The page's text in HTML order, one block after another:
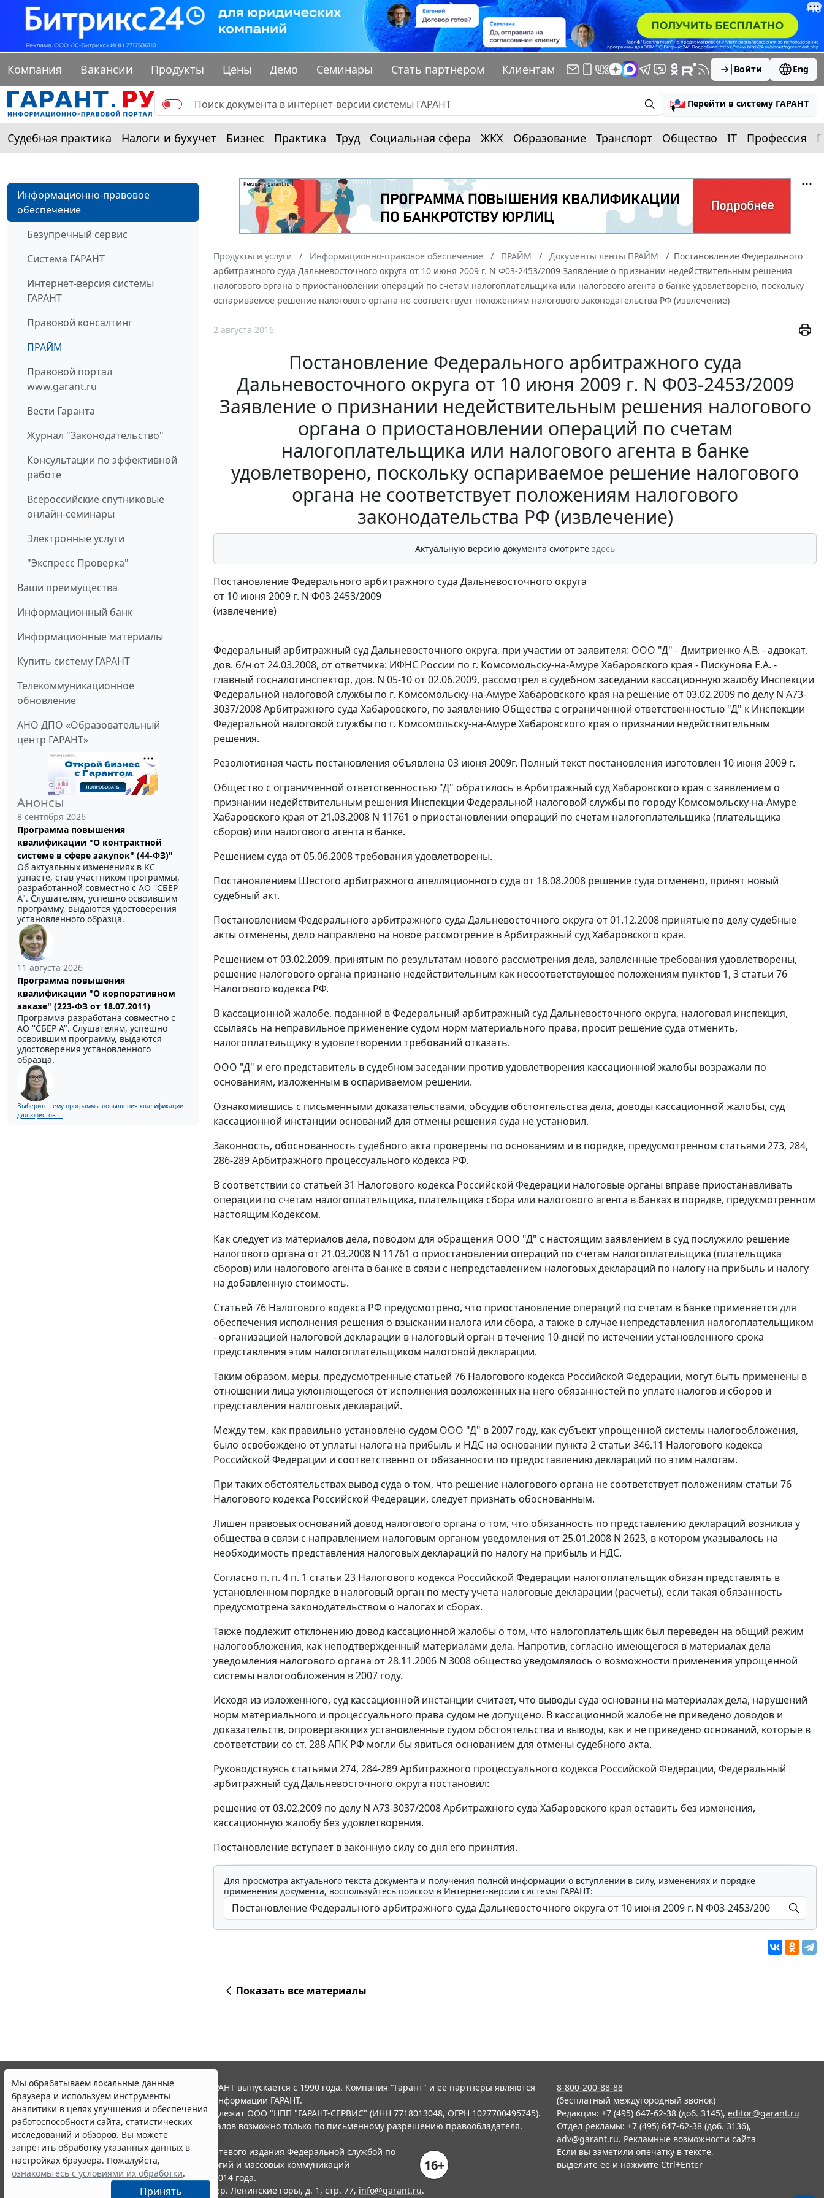
Компания Вакансии Продукты Цены Демо Семинары Стать партнером Клиентам Войти Eng
Перейти в систему ГАРАНТ
Судебная практика Налоги и бухучет Бизнес Практика Труд Социальная сфера ЖКХ Образование Транспорт Общество IT Профессия
Информационно-правовое
обеспечение
Безупречный сервис
Система ГАРАНТ
Интернет-версия системы
ГАРАНТ
Правовой консалтинг
ПРАЙМ
Правовой портал
www.garant.ru
Вести Гаранта
Журнал "Законодательство"
Консультации по эффективной
работе
Всероссийские спутниковые
онлайн-семинары
Электронные услуги
"Экспресс Проверка"
Ваши преимущества
Информационный банк
Информационные материалы
Купить систему ГАРАНТ
Телекоммуникационное
обновление
АНО ДПО «Образовательный
центр ГАРАНТ»
Анонсы
8 сентября 2026
Программа повышения
квалификации "О контрактной
системе в сфере закупок" (44-ФЗ)"
Об актуальных изменениях в КС
узнаете, став участником программы,
разработанной совместно с АО ''СБЕР
А". Слушателям, успешно освоившим
программу, выдаются удостоверения
установленного образца.
11 августа 2026
Программа повышения
квалификации "О корпоративном
заказе" (223-ФЗ от 18.07.2011)
Программа разработана совместно с
АО ''СБЕР А". Слушателям, успешно
освоившим программу, выдаются
удостоверения установленного
образца.
Выберите тему программы повышения квалификации
для юристов ...
Продукты и услуги Информационно-правовое обеспечение ПРАЙМ Документы ленты ПРАЙМ
Постановление Федерального
арбитражного суда Дальневосточного округа от 10 июня 2009 г. N Ф03-2453/2009 Заявление о признании недействительным решения
налогового органа о приостановлении операций по счетам налогоплательщика или налогового агента в банке удовлетворено, поскольку
оспариваемое решение налогового органа не соответствует положениям налогового законодательства РФ (извлечение)
2 августа 2016
Постановление Федерального арбитражного суда
Дальневосточного округа от 10 июня 2009 г. N Ф03-2453/2009
Заявление о признании недействительным решения налогового
органа о приостановлении операций по счетам
налогоплательщика или налогового агента в банке
удовлетворено, поскольку оспариваемое решение налогового
органа не соответствует положениям налогового
законодательства РФ (извлечение)
Актуальную версию документа смотрите здесь
Постановление Федерального арбитражного суда Дальневосточного округа
от 10 июня 2009 г. N Ф03-2453/2009
(извлечение)
Федеральный арбитражный суд Дальневосточного округа, при участии от заявителя: ООО "Д" - Дмитриенко А.В. - адвокат,
дов. б/н от 24.03.2008, от ответчика: ИФНС России по г. Комсомольску-на-Амуре Хабаровского края - Пискунова Е.А. -
главный госналогинспектор, дов. N 05-10 от 02.06.2009, рассмотрел в судебном заседании кассационную жалобу Инспекции
Федеральной налоговой службы по г. Комсомольску-на-Амуре Хабаровского края на решение от 03.02.2009 по делу N А73-
3037/2008 Арбитражного суда Хабаровского, по заявлению Общества с ограниченной ответственностью "Д" к Инспекции
Федеральной налоговой службы по г. Комсомольску-на-Амуре Хабаровского края о признании недействительным
решения.
Резолютивная часть постановления объявлена 03 июня 2009г. Полный текст постановления изготовлен 10 июня 2009 г.
Общество с ограниченной ответственностью "Д" обратилось в Арбитражный суд Хабаровского края с заявлением о
признании недействительным решения Инспекции Федеральной налоговой службы по городу Комсомольску-на-Амуре
Хабаровского края от 21.03.2008 N 11761 о приостановлении операций по счетам налогоплательщика (плательщика
сборов) или налогового агента в банке.
Решением суда от 05.06.2008 требования удовлетворены.
Постановлением Шестого арбитражного апелляционного суда от 18.08.2008 решение суда отменено, принят новый
судебный акт.
Постановлением Федерального арбитражного суда Дальневосточного округа от 01.12.2008 принятые по делу судебные
акты отменены, дело направлено на новое рассмотрение в Арбитражный суд Хабаровского края.
Решением от 03.02.2009, принятым по результатам нового рассмотрения дела, заявленные требования удовлетворены,
решение налогового органа признано недействительным как несоответствующее положениям пунктов 1, 3 статьи 76
Налогового кодекса РФ.
В кассационной жалобе, поданной в Федеральный арбитражный суд Дальневосточного округа, налоговая инспекция,
ссылаясь на неправильное применение судом норм материального права, просит решение суда отменить,
налогоплательщику в удовлетворении требований отказать.
ООО "Д" и его представитель в судебном заседании против удовлетворения кассационной жалобы возражали по
основаниям, изложенным в оспариваемом решении.
Ознакомившись с письменными доказательствами, обсудив обстоятельства дела, доводы кассационной жалобы, суд
кассационной инстанции оснований для отмены решения суда не установил.
Законность, обоснованность судебного акта проверены по основаниям и в порядке, предусмотренном статьями 273, 284,
286-289Арбитражного процессуального кодекса РФ.
В соответствии со статьей 31 Налогового кодекса Российской Федерации налоговые органы вправе приостанавливать
операции по счетам налогоплательщика, плательщика сбора или налогового агента в банках в порядке, предусмотренном
настоящим Кодексом.
Как следует из материалов дела, поводом для обращения ООО "Д" с настоящим заявлением в суд послужило решение
налогового органа от 21.03.2008 N 11761 о приостановлении операций по счетам налогоплательщика (плательщика
сборов) или налогового агента в банке в связи с непредставлением налоговых деклараций по налогу на прибыль и налогу
на добавленную стоимость.
Статьей 76 Налогового кодекса РФ предусмотрено, что приостановление операций по счетам в банке применяется для
обеспечения исполнения решения о взыскании налога или сбора, а также в случае непредставления налогоплательщиком
- организацией налоговой декларации в налоговый орган в течение 10-дней по истечении установленного срока
представления этим налогоплательщиком налоговой декларации.
Таким образом, меры, предусмотренные статьей 76 Налогового кодекса Российской Федерации, могут быть применены в
отношении лица уклоняющегося от исполнения возложенных на него обязанностей по уплате налогов и сборов и
представления налоговых деклараций.
Между тем, как правильно установлено судом ООО "Д" в 2007 году, как субъект упрощенной системы налогообложения,
было освобождено от уплаты налога на прибыль и НДС на основании пункта 2 статьи 346.11 Налогового кодекса
Российской Федерации и соответственно от обязанности по предоставлению деклараций по этим налогам.
При таких обстоятельствах вывод суда о том, что решение налогового органа не соответствует положениям статьи 76
Налогового кодекса Российской Федерации, следует признать обоснованным.
Лишен правовых оснований довод налогового органа о том, что обязанность по представлению деклараций возникла у
общества в связи с направлением налоговым органом уведомления от 25.01.2008 N 2623, в котором указывалось на
необходимость представления налоговых деклараций по налогу на прибыль и НДС.
Согласно п. п. 4 п. 1 статьи 23 Налогового кодекса Российской Федерации налогоплательщик обязан представлять в
установленном порядке в налоговый орган по месту учета налоговые декларации (расчеты), если такая обязанность
предусмотрена законодательством о налогах и сборах.
Также подлежит отклонению довод кассационной жалобы о том, что налогоплательщик был переведен на общий режим
налогообложения, как неподтвержденный материалами дела. Напротив, согласно имеющегося в материалах дела
уведомления налогового органа от 28.11.2006 N 3008 общество уведомлялось о возможности применения упрощенной
системы налогообложения в 2007 году.
Исходя из изложенного, суд кассационной инстанции считает, что выводы суда основаны на материалах дела, нарушений
норм материального и процессуального права судом не допущено. В кассационной жалобе не приведено доводов и
доказательств, опровергающих установленные судом обстоятельства и выводы, как и не приведено оснований, которые в
соответствии со ст. 288АПК РФ могли бы явиться основанием для отмены судебного акта.
Руководствуясь статьями 274, 284-289Арбитражного процессуального кодекса Российской Федерации, Федеральный
арбитражный суд Дальневосточного округа постановил:
решение от 03.02.2009 по делу N А73-3037/2008 Арбитражного суда Хабаровского края оставить без изменения,
кассационную жалобу без удовлетворения.
Постановление вступает в законную силу со дня его принятия.
Для просмотра актуального текста документа и получения полной информации о вступлении в силу, изменениях и порядке
применения документа, воспользуйтесь поиском в Интернет-версии системы ГАРАНТ:
Показать все материалы
Мы обрабатываем локальные данные
браузера и используем инструменты
аналитики в целях улучшения и обеспечения
работоспособности сайта, статистических
исследований и обзоров. Вы можете
запретить обработку указанных данных в
настройках браузера. Пожалуйста,
ознакомьтесь с условиями их обработки.
Принять
© ООО "НПП "ГАРАНТ-СЕРВИС", 2026. Система ГАРАНТ выпускается с 1990 года. Компания "Гарант" и ее партнеры являются
участниками Российской ассоциации правовой информации ГАРАНТ.
Все права на материалы сайта ГАРАНТ.РУ принадлежат ООО "НПП "ГАРАНТ-СЕРВИС" (ИНН 7718013048, ОГРН 1027700495745).
Полное или частичное воспроизведение материалов возможно только по письменному разрешению правообладателя.
Правила использования портала.
Портал ГАРАНТ.РУ зарегистрирован в качестве сетевого издания Федеральной службой по
надзору в сфере связи,информационных технологий и массовых коммуникаций
(Роскомнадзором), Эл № ФС77-58365 от 18 июня 2014 года.
16+
ООО "НПП "ГАРАНТ-СЕРВИС", 119234, г. Москва, тер. Ленинские горы, д. 1, стр. 77, info@garant.ru.
8-800-200-88-88
(бесплатный междугородный звонок)
Редакция: +7 (495) 647-62-38 (доб. 3145), editor@garant.ru
Отдел рекламы: +7 (495) 647-62-38 (доб. 3136),
adv@garant.ru. Рекламные возможности сайта
Если вы заметили опечатку в тексте,
выделите ее и нажмите Ctrl+Enter